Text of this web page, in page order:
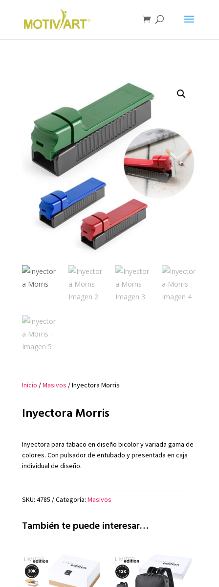
Inicio /Masivos / Inyectora Morris
Inyectora Morris
Inyectora para tabaco en diseño bicolor y variada gama de
colores. Con pulsador de entubado y presentada en caja
individual de diseño.
SKU: 4785 Categoría: Masivos
También te puede interesar…